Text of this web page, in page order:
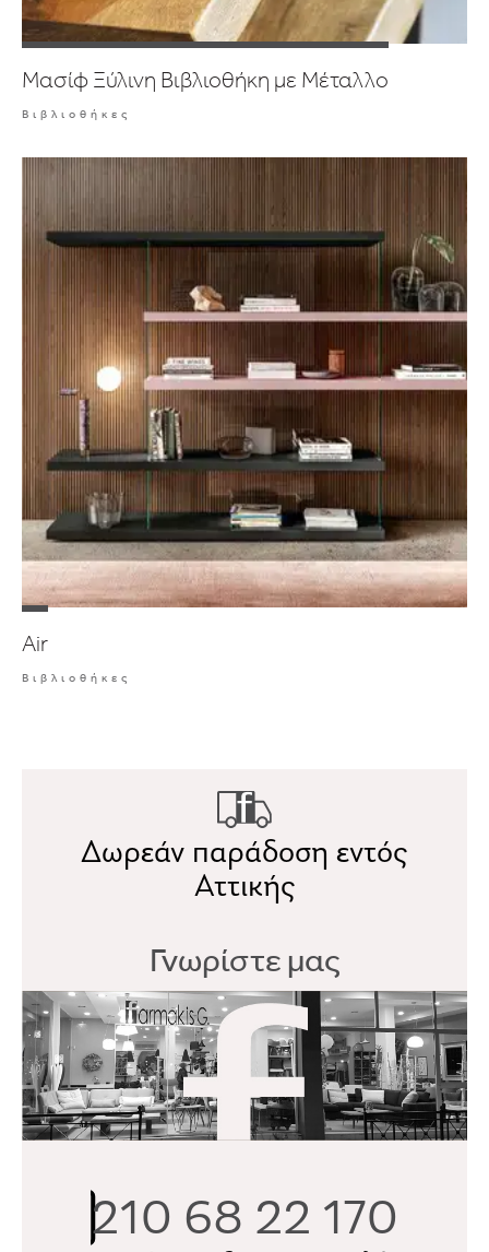
Μασίφ Ξύλινη Βιβλιοθήκη με Μέταλλο
Βιβλιοθήκες
Air
Βιβλιοθήκες
Δωρεάν παράδοση εντός
Αττικής
Γνωρίστε μας
210 68 22 170